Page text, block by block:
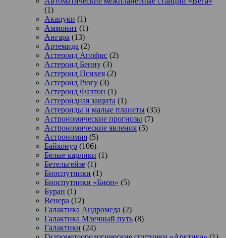
(1)
Акацуки (1)
Аммонит (1)
Ангара (13)
Артемида (2)
Астероид Апофис (2)
Астероид Бенну (3)
Астероид Психея (2)
Астероид Рюгу (3)
Астероид Фаэтон (1)
Астероидная защита (1)
Астероиды и малые планеты (35)
Астрономические прогнозы (7)
Астрономические явления (5)
Астрономия (5)
Байконур (106)
Белые карлики (1)
Бетельгейзе (1)
Биоспутники (1)
Биоспутники «Бион» (5)
Буран (1)
Венера (12)
Галактика Андромеда (2)
Галактика Млечный путь (8)
Галактики (24)